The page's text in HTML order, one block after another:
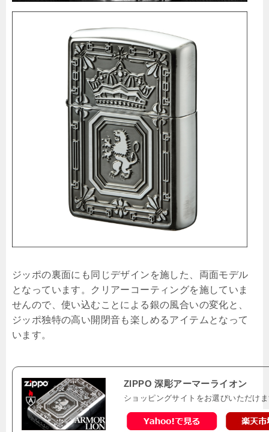
ジッポの裏面にも同じデザインを施した、両面モデル
となっています。クリアーコーティングを施していま
せんので、使い込むことによる銀の風合いの変化と、
ジッポ独特の高い開閉音も楽しめるアイテムとなって
います。
ZIPPO 深彫アーマーライオン
ショッピングサイトをお選びいただけ